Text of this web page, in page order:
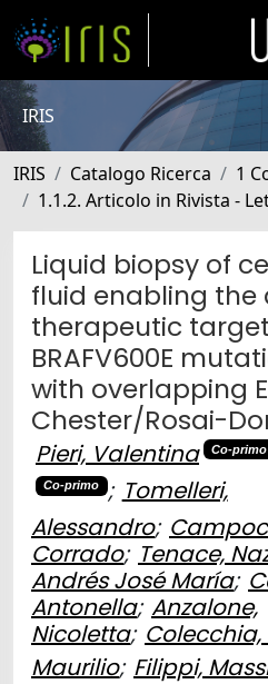
IRIS
IRIS Catalogo Ricerca
1
1.1.2. Articolo in Rivista -
Liquid biopsy of
fluid enabling the
therapeutic
BRAFV600E
with overlapping
Chester/Rosai-
Pieri, Valentina Co-primo
Co-primo ; Tomelleri,
Alessandro;
Corrado; Tenace,
Andrés José María;
Antonella; Anzalone,
Nicoletta;
Maurilio; Filippi,